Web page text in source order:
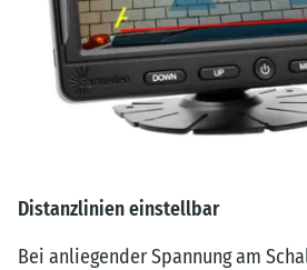
Distanzlinien einstellbar
Bei anliegender Spannung am